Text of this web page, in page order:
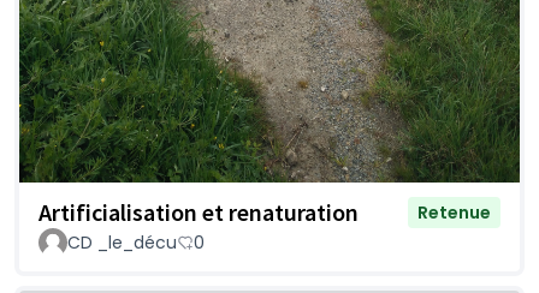
Artificialisation et renaturation
Retenue
CD _le_décu
0